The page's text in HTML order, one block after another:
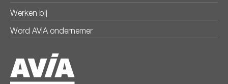
Werken bij
Word AVIA ondernemer